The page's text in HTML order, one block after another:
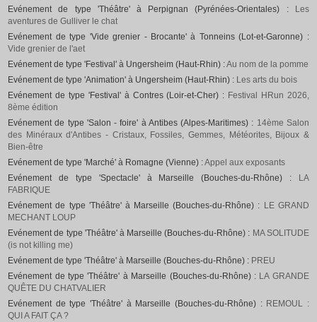
Evénement de type 'Théâtre' à Perpignan (Pyrénées-Orientales) :
Les
aventures de Gulliver le chat
Evénement de type 'Vide grenier - Brocante' à Tonneins (Lot-et-Garonne) :
Vide grenier de l'aet
Evénement de type 'Festival' à Ungersheim (Haut-Rhin) :Au nom de la pomme
Evénement de type 'Animation' à Ungersheim (Haut-Rhin) : Les arts du bois
Evénement de type 'Festival' à Contres (Loir-et-Cher) : Festival HRun 2026,
8ème édition
Evénement de type 'Salon - foire' à Antibes (Alpes-Maritimes) : 14ème Salon
des Minéraux d'Antibes - Cristaux, Fossiles, Gemmes, Météorites, Bijoux &
Bien-être
Evénement de type 'Marché' à Romagne (Vienne) :Appel aux exposants
Evénement de type 'Spectacle' à Marseille (Bouches-du-Rhône) :
LA
FABRIQUE
Evénement de type 'Théâtre' à Marseille (Bouches-du-Rhône) : LE GRAND
MECHANT LOUP
Evénement de type 'Théâtre' à Marseille (Bouches-du-Rhône) : MA SOLITUDE
(is not killing me)
Evénement de type 'Théâtre' à Marseille (Bouches-du-Rhône) : PREU
Evénement de type 'Théâtre' à Marseille (Bouches-du-Rhône) : LA GRANDE
QUÊTE DU CHATVALIER
Evénement de type 'Théâtre' à Marseille (Bouches-du-Rhône) : REMOUL :
QUI A FAIT ÇA ?